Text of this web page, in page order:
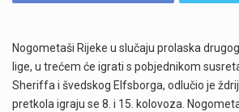
Nogometaši Rijeke u slučaju prolaska
lige, u trećem će igrati s pobjednikom
Sheriffa i švedskog Elfsborga, odlučio je
pretkola igraju se 8. i 15. kolovoza.